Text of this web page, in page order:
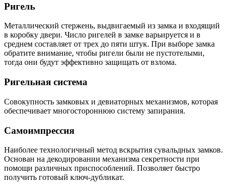
Ригель
Металлический стержень, выдвигаемый из замка и входящий
в коробку двери. Число ригелей в замке варьируется и в
среднем составляет от трех до пяти штук. При выборе замка
обратите внимание, чтобы ригели были не пустотелыми,
тогда они будут эффективно защищать от взлома.
Ригельная система
Совокупность замковых и девиаторных механизмов, которая
обеспечивает многостороннюю систему запирания.
Самоимпрессия
Наиболее технологичный метод вскрытия сувальдных замков.
Основан на декодировании механизма секретности при
помощи различных приспособлений. Позволяет быстро
получить готовый ключ-дубликат.